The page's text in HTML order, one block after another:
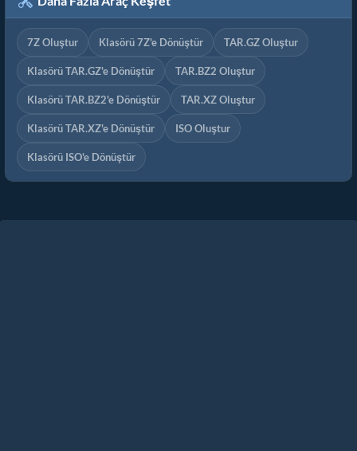
7Z Oluştur Klasörü 7Z'e Dönüştür TAR.GZ Oluştur
Klasörü TAR.GZ'e Dönüştür TAR.BZ2 Oluştur
Klasörü TAR.BZ2'e Dönüştür TAR.XZ Oluştur
Klasörü TAR.XZ'e Dönüştür ISO Oluştur
Klasörü ISO'e Dönüştür